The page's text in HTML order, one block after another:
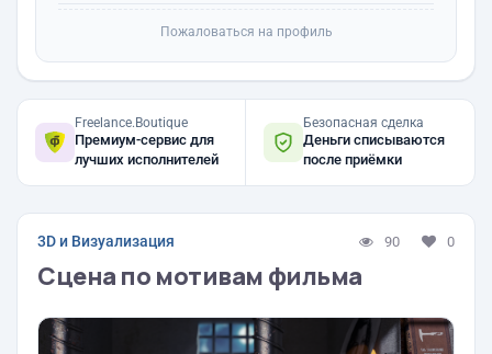
Пожаловаться на профиль
Freelance.Boutique
Премиум-сервис для
лучших исполнителей
Безопасная сделка
Деньги списываются
после приёмки
3D и Визуализация 90 0
Сцена по мотивам фильма